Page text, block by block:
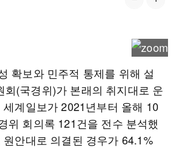
확보와 민주적 통제를 위해 설
회(국경위)가 본래의 취지대로 운
계일보가 2021년부터 올해 10
위 회의록 121건을 전수 분석했
안대로 의결된 경우가 64.1%